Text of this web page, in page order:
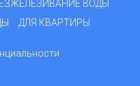
ВОДЫ
ДЛЯ КВАРТИРЫ